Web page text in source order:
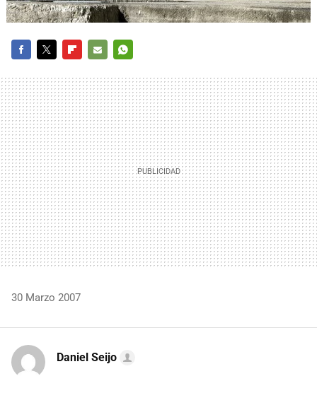
MAIL
30 Marzo 2007
Daniel Seijo